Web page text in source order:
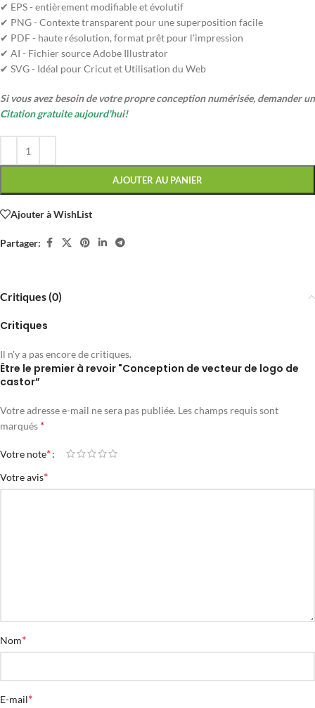
✔ EPS - entièrement modifiable et évolutif
✔ PNG - Contexte transparent pour une superposition facile
✔ PDF - haute résolution, format prêt pour l'impression
✔ AI - Fichier source Adobe Illustrator
✔ SVG - Idéal pour Cricut et Utilisation du Web
Si vous avez besoin de votre propre conception numérisée, demander un
Citation gratuite aujourd'hui!
AJOUTER AU PANIER
Ajouter à WishList
Partager:
Critiques (0)
Critiques
Il n'y a pas encore de critiques.
Être le premier à revoir "Conception de vecteur de logo de
castor”
Votre adresse e-mail ne sera pas publiée. Les champs requis sont
marqués *
Votre note*
Votre avis*
Nom*
E-mail*